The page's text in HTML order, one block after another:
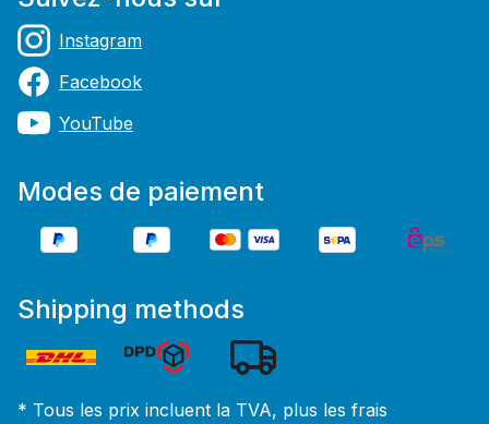
Instagram
Facebook
YouTube
Modes de paiement
Shipping methods
* Tous les prix incluent la TVA, plus les frais